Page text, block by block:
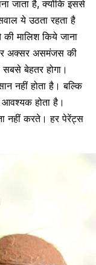
जाता है, क्योंकि इससे
ये उठता रहता है
मालिश किये जाना
अक्सर असमंजस की
बेहतर होगा।
नहीं होता है। बल्कि
होता है।
नहीं करते। हर पेरेंट्स